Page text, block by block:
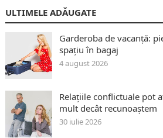
ULTIMELE ADĂUGATE
Garderoba de vacanță:
spațiu în bagaj
4 august 2026
Relațiile conflictuale pot
mult decât recunoaștem
30 iulie 2026